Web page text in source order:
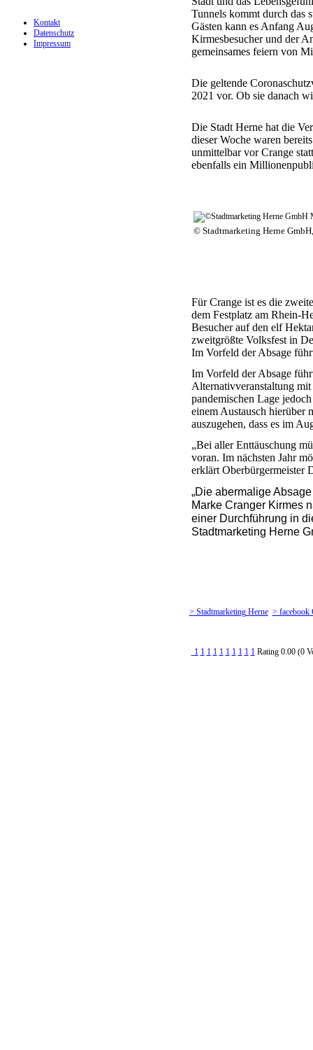
Tunnels kommt durch das
Gästen kann es Anfang
Kirmesbesucher und der
gemeinsames feiern von
Die geltende
2021 vor. Ob sie danach
Die Stadt Herne hat die
dieser Woche waren
unmittelbar vor Crange
ebenfalls ein
© Stadtmarketing Herne
Für Crange ist es die
dem Festplatz am Rhein-
Besucherauf den elf
zweitgrößte Volksfest in
Im Vorfeld der Absage
Im Vorfeld der Absage
Alternativveranstaltung
pandemischen Lage
einem Austausch hierüber
auszugehen, dass es im
„Bei aller Enttäuschung
voran. Im nächsten Jahr
erklärt Oberbürgermeister
„Die abermalige
Marke Cranger Kirmes
einer Durchführung in
Stadtmarketing Herne
> Stadtmarketing Herne > facebook
1 1 1 1 1 1 1 1 1 1 Rating 0.00 (0
Kontakt
Datenschutz
Impressum